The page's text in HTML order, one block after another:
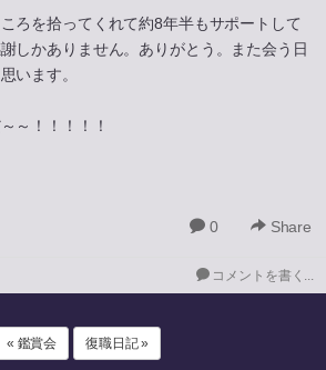
ろを拾ってくれて約8年半もサポートして
しかありません。ありがとう。また会う日
います。
～！！！！！
0 Share
コメントを書く...
« 鑑賞会 復職日記 »